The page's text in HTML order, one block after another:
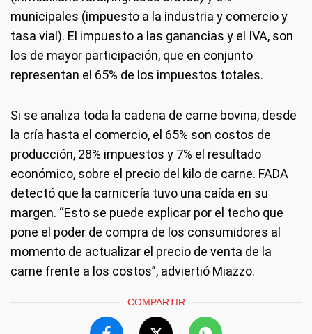
municipales (impuesto a la industria y comercio y
tasa vial). El impuesto a las ganancias y el IVA, son
los de mayor participación, que en conjunto
representan el 65% de los impuestos totales.
Si se analiza toda la cadena de carne bovina, desde
la cría hasta el comercio, el 65% son costos de
producción, 28% impuestos y 7% el resultado
económico, sobre el precio del kilo de carne. FADA
detectó que la carnicería tuvo una caída en su
margen. “Esto se puede explicar por el techo que
pone el poder de compra de los consumidores al
momento de actualizar el precio de venta de la
carne frente a los costos”, adviertió Miazzo.
COMPARTIR